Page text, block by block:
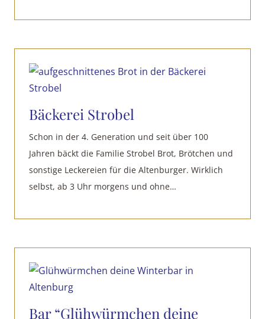
Bäckerei Strobel
Schon in der 4. Generation und seit über 100
Jahren bäckt die Familie Strobel Brot, Brötchen und
sonstige Leckereien für die Altenburger. Wirklich
selbst, ab 3 Uhr morgens und ohne…
Bar “Glühwürmchen deine